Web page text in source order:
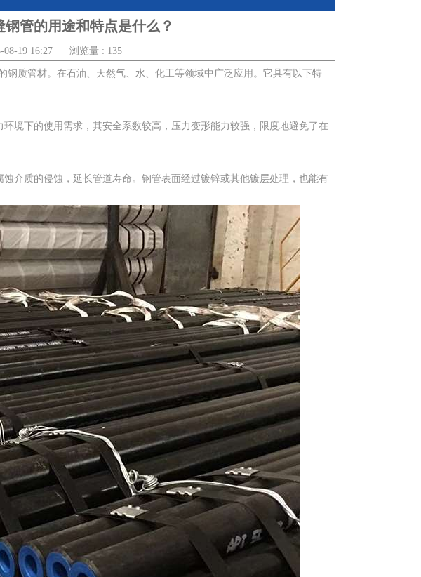
钢管的用途和特点是什么？
08-19 16:27 浏览量 : 135
钢质管材。在石油、天然气、水、化工等领域中广泛应用。它具有以下特
境下的使用需求，其安全系数较高，压力变形能力较强，限度地避免了在
介质的侵蚀，延长管道寿命。钢管表面经过镀锌或其他镀层处理，也能有